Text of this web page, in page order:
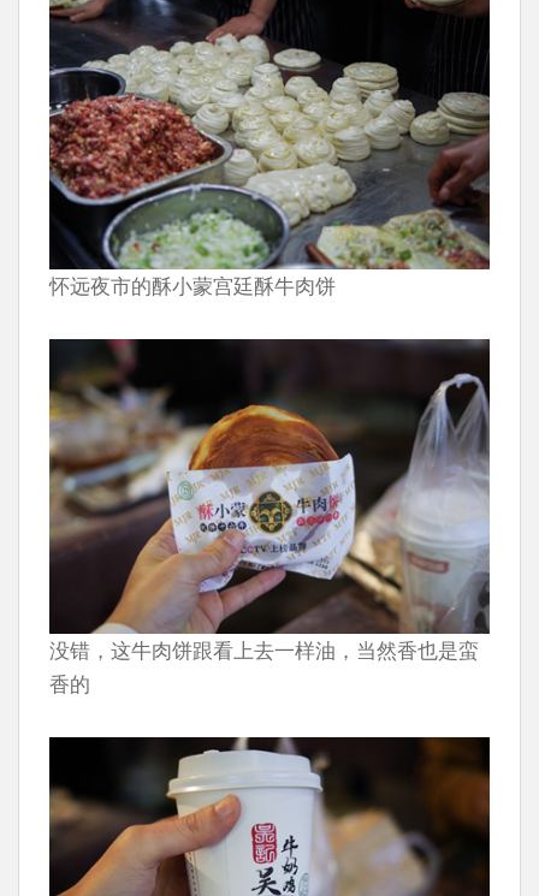
怀远夜市的酥小蒙宫廷酥牛肉饼
没错，这牛肉饼跟看上去一样油，当然香也是蛮
香的